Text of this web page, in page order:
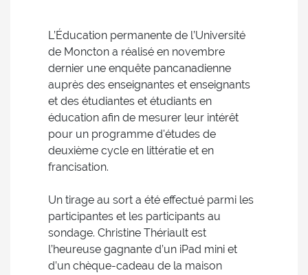
L’Éducation permanente de l’Université
de Moncton a réalisé en novembre
dernier une enquête pancanadienne
auprès des enseignantes et enseignants
et des étudiantes et étudiants en
éducation afin de mesurer leur intérêt
pour un programme d'études de
deuxième cycle en littératie et en
francisation.
Un tirage au sort a été effectué parmi les
participantes et les participants au
sondage. Christine Thériault est
l’heureuse gagnante d’un iPad mini et
d’un chèque-cadeau de la maison